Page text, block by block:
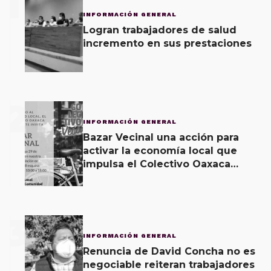
INFORMACIÓN GENERAL
Logran trabajadores de salud
incremento en sus prestaciones
2 INFORMACIÓN GENERAL
Bazar Vecinal una acción para
activar la economía local que
impulsa el Colectivo Oaxaca
3 INFORMACIÓN GENERAL
Renuncia de David Concha no es
negociable reiteran trabajadores